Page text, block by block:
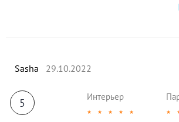
Sasha 29.10.2022
5 Интерьер
★ ★ ★ ★ ★ ★